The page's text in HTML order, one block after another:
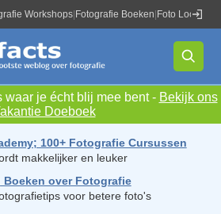
Workshops Fotografie Boeken Foto Locaties
waar je écht blij mee bent - Bekijk ons
Doeboek
100+ Fotografie Cursussen
makkelijker en leuker
over Fotografie
voor betere foto's